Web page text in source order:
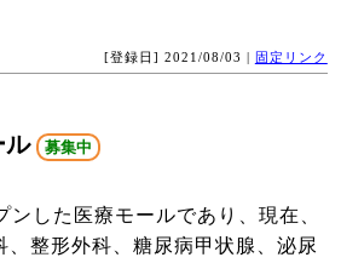
[登録日] 2021/08/03 | 固定リンク
ル 募集中
ンした医療モールであり、現在、
、整形外科、糖尿病甲状腺、泌尿